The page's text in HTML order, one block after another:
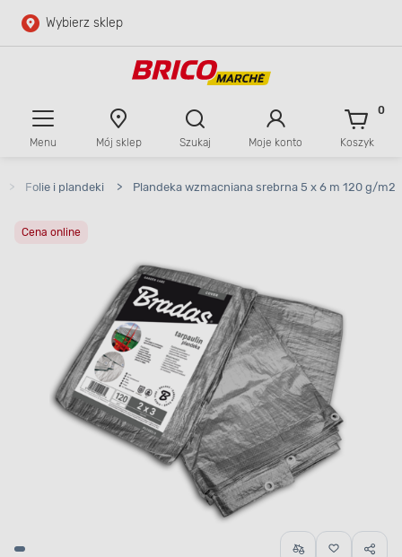
Przejdź do głównej zawartości
Wybierz sklep
Menu Mój sklep Szukaj Moje konto Koszyk
0
> Folie i plandeki > Plandeka wzmacniana srebrna 5 x 6 m 120 g/m2
Cena online